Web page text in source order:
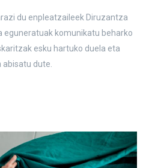
du enpleatzaileek Diruzantza
eguneratuak komunikatu beharko
esku hartuko duela eta
dute.